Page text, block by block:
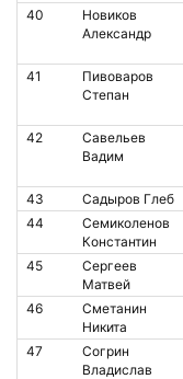
40
Новиков
Александр
41
Пивоваров
Степан
42
Савельев
Вадим
43 Садыров Глеб
44
Семиколенов
Константин
45
Сергеев
Матвей
46
Сметанин
Никита
47
Согрин
Владислав